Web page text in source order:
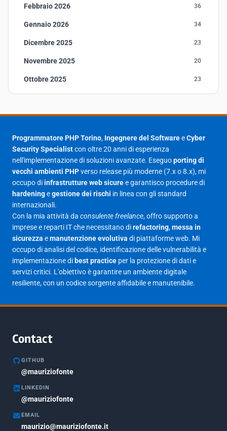
Febbraio 2026 36
Gennaio 2026 34
Dicembre 2025 23
Novembre 2025 20
Ottobre 2025 23
Agosto 2025 1
23
Giugno 2025
Maggio 2025 27
Aprile 2025
Marzo 2025
Febbraio 2025 17
Gennaio 2025
Giugno 2023
Maggio 2023
Agosto 2020
Marzo 2018
Febbraio 2018
Marzo 2017
Programmatore PHP Torino, Ingegnere del SoftwareeCyber
Security Specialistcon oltre 20 anni di esperienza
nell'implementazione di soluzioni avanzate. Eseguoporting di
vecchi ambienti PHPverso release più moderne (7.x o 8.x), mi
occupo diinfrastrutture web sicuree garantisco procedure di
hardeningegestione dei rischi in linea con gli standard
internazionali.
Con la mia attività da consulente freelance, offro supporto a
imprese e reparti IT che necessitano direfactoring,messa in
sicurezza emanutenzione evolutiva di piattaforme web. Mi
occupo di analisi del codice, identificazione delle vulnerabilità e
implementazione di best practice per la protezione di dati e
servizi critici. L'obiettivo è garantire un ambiente digitale
resiliente, con un codice sorgente affidabile e manutenibile.
Contact
GITHUB
@mauriziofonte
LINKEDIN
@mauriziofonte
EMAIL
maurizio@mauriziofonte.it